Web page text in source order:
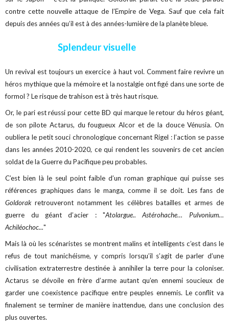
contre cette nouvelle attaque de l’Empire de Vega. Sauf que cela fait
depuis des années qu’il est à des années-lumière de la planète bleue.
Splendeur visuelle
Un revival est toujours un exercice à haut vol. Comment faire revivre un
héros mythique que la mémoire et la nostalgie ont figé dans une sorte de
formol ? Le risque de trahison est à très haut risque.
Or, le pari est réussi pour cette BD qui marque le retour du héros géant,
de son pilote Actarus, du fougueux Alcor et de la douce Vénusia. On
oubliera le petit souci chronologique concernant Rigel : l’action se passe
dans les années 2010-2020, ce qui rendent les souvenirs de cet ancien
soldat de la Guerre du Pacifique peu probables.
C’est bien là le seul point faible d’un roman graphique qui puisse ses
références graphiques dans le manga, comme il se doit. Les fans de
Goldorak retrouveront notamment les célèbres batailles et armes de
guerre du géant d’acier : "Atolargue.. Astérohache… Pulvonium…
Achiléochoc..."
Mais là où les scénaristes se montrent malins et intelligents c’est dans le
refus de tout manichéisme, y compris lorsqu’il s’agit de parler d’une
civilisation extraterrestre destinée à annihiler la terre pour la coloniser.
Actarus se dévoile en frère d’arme autant qu’en ennemi soucieux de
garder une coexistence pacifique entre peuples ennemis. Le conflit va
finalement se terminer de manière inattendue, dans une conclusion des
plus ouvertes.